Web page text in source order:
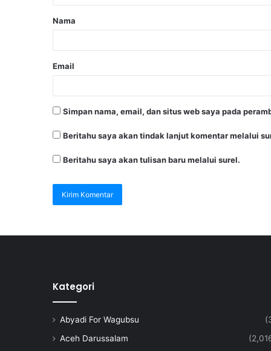
Nama
Email
Simpan nama, email, dan situs web saya pada
Beritahu saya akan tindak lanjut komentar melalui
Beritahu saya akan tulisan baru melalui surel.
Kategori
Abyadi For Wagubsu
Aceh Darussalam